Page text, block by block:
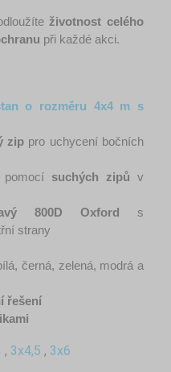
životnost celého
při každé akci.
o rozměru 4x4 m
s
zip pro uchycení bočních
suchých zipů v
800D Oxford
s
strany
černá, zelená, modrá a
řešení
, 3x4,5 , 3x6